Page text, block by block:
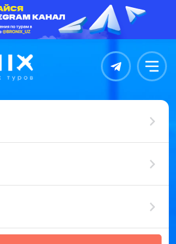
Контакты Меню